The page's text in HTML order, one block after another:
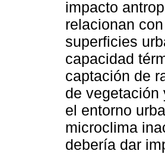
impacto
relacionan
superficies
capacidad
captación de
de vegetación
el entorno
microclima
debería dar